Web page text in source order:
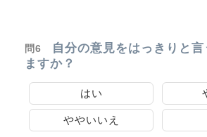
問6
自分の意見をはっきりと言
ますか？
はい
ややいいえ